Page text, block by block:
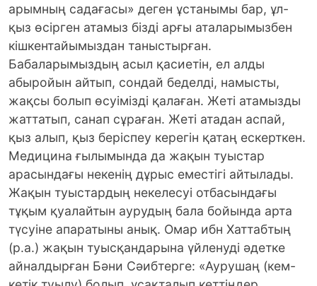
арымның садағасы» деген ұстанымы бар, ұл-
қыз өсірген атамыз бізді арғы аталарымызбен
кішкентайымыздан таныстырған.
Бабаларымыздың асыл қасиетін, ел алды
абыройын айтып, сондай беделді, намысты,
жақсы болып өсуімізді қалаған. Жеті атамызды
жаттатып, санап сұраған. Жеті атадан аспай,
қыз алып, қыз беріспеу керегін қатаң ескерткен.
Медицина ғылымында да жақын туыстар
арасындағы некенің дұрыс еместігі айтылады.
Жақын туыстардың некелесуі отбасындағы
тұқым қуалайтын аурудың бала бойында арта
түсуіне апаратыны анық. Омар ибн Хаттабтың
(р.а.) жақын туысқандарына үйленуді әдетке
айналдырған Бәни Сәибтерге: «Аурушаң (кем-